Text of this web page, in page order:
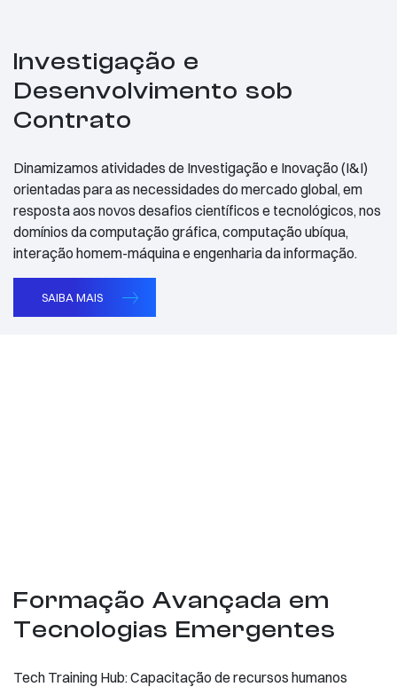
Investigação e
Desenvolvimento sob
Contrato
Dinamizamos atividades de Investigação e Inovação (I&I)
orientadas para as necessidades do mercado global, em
resposta aos novos desafios científicos e tecnológicos, nos
domínios da computação gráfica, computação ubíqua,
interação homem-máquina e engenharia da informação.
SAIBA MAIS
Formação Avançada em
Tecnologias Emergentes
Tech Training Hub: Capacitação de recursos humanos